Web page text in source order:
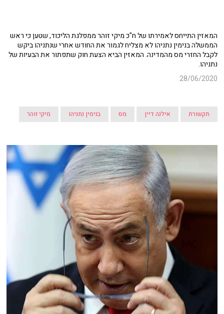
המאזין התייחס לאמירתו של ח"כ מיקי זוהר ממפלגת הליכוד, שטען כי ראש
הממשלה בנימין נתניהו לא מצליח לגמור את החודש אחרי שנתניהו ביקש
לקבל החזרי מס מהמדינה. המאזין הביא הצעת חוק שתפתור את הבעיות של
נתניהו.
28/06/2020
תקשורת אילנה דיין מס בנימין נתניהו מיקי זוהר